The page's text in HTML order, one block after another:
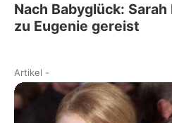
Nach Babyglück:
zu Eugenie gereist
Artikel -